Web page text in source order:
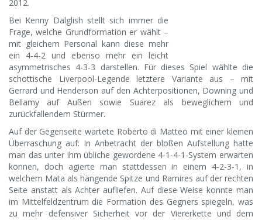
2012.
Bei Kenny Dalglish stellt sich immer die
Frage, welche Grundformation er wählt –
mit gleichem Personal kann diese mehr
ein 4-4-2 und ebenso mehr ein leicht
asymmetrisches 4-3-3 darstellen. Für dieses Spiel wählte die
schottische Liverpool-Legende letztere Variante aus – mit
Gerrard und Henderson auf den Achterpositionen, Downing und
Bellamy auf Außen sowie Suarez als beweglichem und
zurückfallendem Stürmer.
Auf der Gegenseite wartete Roberto di Matteo mit einer kleinen
Überraschung auf: In Anbetracht der bloßen Aufstellung hatte
man das unter ihm übliche gewordene 4-1-4-1-System erwarten
können, doch agierte man stattdessen in einem 4-2-3-1, in
welchem Mata als hängende Spitze und Ramires auf der rechten
Seite anstatt als Achter aufliefen. Auf diese Weise konnte man
im Mittelfeldzentrum die Formation des Gegners spiegeln, was
zu mehr defensiver Sicherheit vor der Viererkette und dem